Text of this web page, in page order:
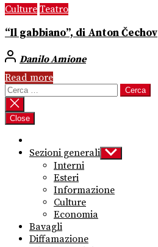
Culture Teatro
“Il gabbiano”, di Anton Čechov
Danilo Amione
Read more
Ricerca
per:
Close
Sezioni generali Show
sub
Interni
Esteri
Informazione
Culture
Economia
Bavagli
Diffamazione